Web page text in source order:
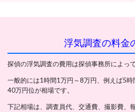
浮気調査の料金
探偵の浮気調査の費用は探偵事務所によっ
一般的には1時間1万円～8万円、例えば5
40万円位が相場です。
下記相場は、調査員代、交通費、撮影費、